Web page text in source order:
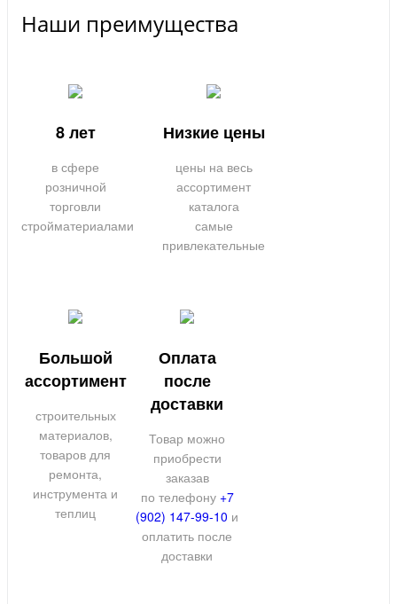
Наши преимущества
8 лет
в сфере
розничной
торговли
стройматериалами
Низкие цены
цены на весь
ассортимент
каталога
самые
привлекательные
Большой
ассортимент
строительных
материалов,
товаров для
ремонта,
инструмента и
теплиц
Оплата
после
доставки
Товар можно
приобрести
заказав
по телефону +7
(902) 147-99-10 и
оплатить после
доставки